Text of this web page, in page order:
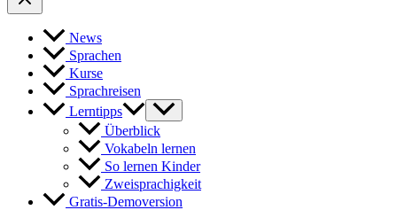
News
Sprachen
Kurse
Sprachreisen
Lerntipps
Überblick
Vokabeln lernen
So lernen Kinder
Zweisprachigkeit
Gratis-Demoversion